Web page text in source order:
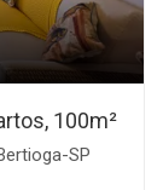
100m²
SP